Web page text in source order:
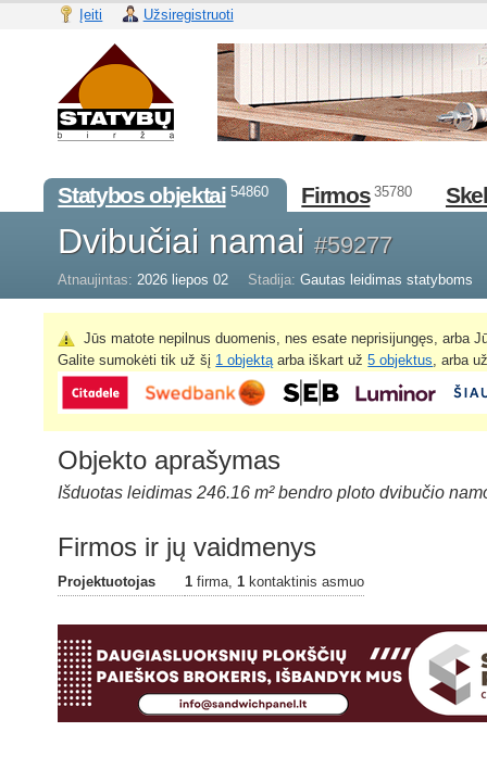
Įeiti Užsiregistruoti
Statybos objektai 54860 Firmos 35780
Dvibučiai namai#59277
Atnaujintas: 2026 liepos 02 Stadija: Gautas leidimas statyboms
Jūs matote nepilnus duomenis, nes esate neprisijungęs, arba
Galite sumokėti tik už šį 1 objektą arba iškart už5 objektus , arba
Objekto aprašymas
Išduotas leidimas 246.16 m² bendro ploto dvibučio
Firmos ir jų vaidmenys
Projektuotojas 1 firma, 1 kontaktinis asmuo